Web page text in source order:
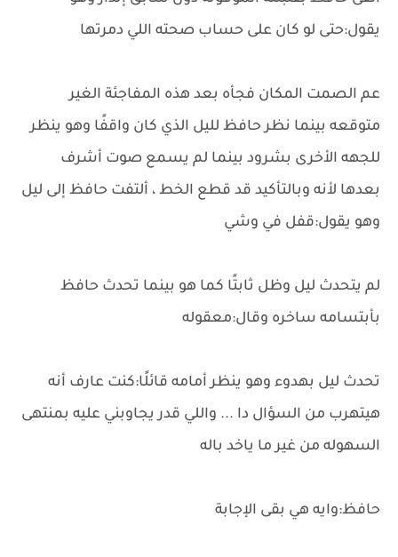
يقول:حتى لو كان على حساب صحته اللي دمرتها
عم الصمت المكان فجأه بعد هذه المفاجئة الغير
متوقعه بينما نظر حافظ لليل الذي كان واقفًا وهو ينظر
للجهه الأخرى بشرود بينما لم يسمع صوت أشرف
بعدها لأنه وبالتأكيد قد قطع الخط ، ألتفت حافظ إلى ليل
وهو يقول:قفل في وشي
لم يتحدث ليل وظل ثابتًا كما هو بينما تحدث حافظ
بأبتسامه ساخره وقال:معقوله
تحدث ليل بهدوء وهو ينظر أمامه قائلًا:كنت عارف أنه
هيتهرب من السؤال دا ... واللي قدر يجاوبني عليه بمنتهى
السهوله من غير ما ياخد باله
حافظ:وايه هي بقى الإجابة